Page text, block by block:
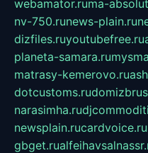
webamator.ruma-
nv-750.runews-plain.ru
dizfiles.ruyoutubefree.ru
planeta-samara.ru
matrasy-kemerovo.ru
dotcustoms.ru
narasimha.ru
newsplain.rucardvoice.ru
gbget.ru